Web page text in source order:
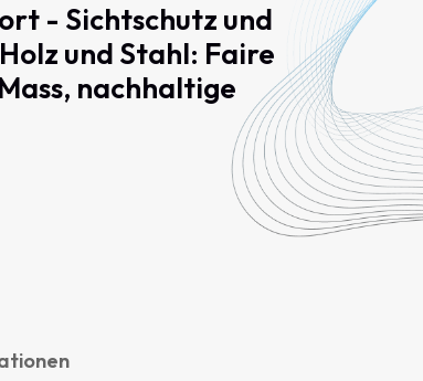
- Sichtschutz und
Holz und Stahl: Faire
Mass, nachhaltige